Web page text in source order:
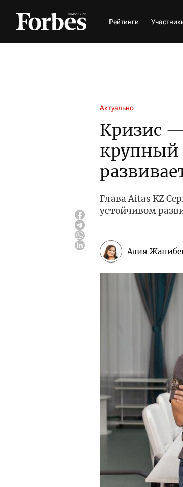
Рейтинги
Актуально
Кризис
крупный
Глава Aitas KZ
устойчивом
Алия